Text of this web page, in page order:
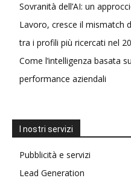
Sovranità dell’AI: un
Lavoro, cresce il mismatch
tra i profili più ricercati nel
Come l’intelligenza basata
performance aziendali
I nostri servizi
Pubblicità e servizi
Lead Generation